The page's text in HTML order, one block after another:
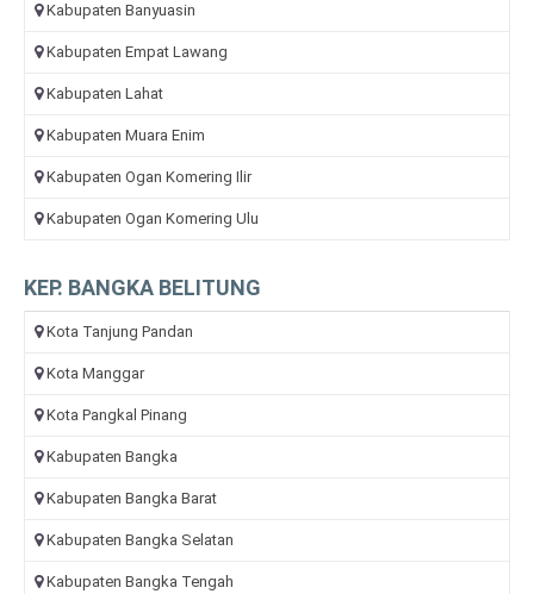
Kabupaten Banyuasin
Kabupaten Empat Lawang
Kabupaten Lahat
Kabupaten Muara Enim
Kabupaten Ogan Komering Ilir
Kabupaten Ogan Komering Ulu
KEP. BANGKA BELITUNG
Kota Tanjung Pandan
Kota Manggar
Kota Pangkal Pinang
Kabupaten Bangka
Kabupaten Bangka Barat
Kabupaten Bangka Selatan
Kabupaten Bangka Tengah